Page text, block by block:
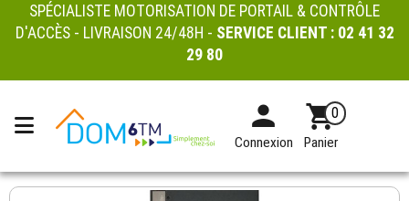
SPÉCIALISTE MOTORISATION DE PORTAIL & CONTRÔLE
D'ACCÈS - LIVRAISON 24/48H - SERVICE CLIENT : 02 41 32
29 80
Connexion
0
Panier